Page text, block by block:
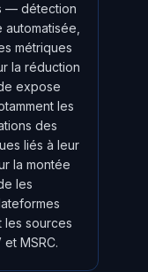
— détection
métriques
la réduction
expose
les
des
liés à leur
la montée
les
les sources
et MSRC.